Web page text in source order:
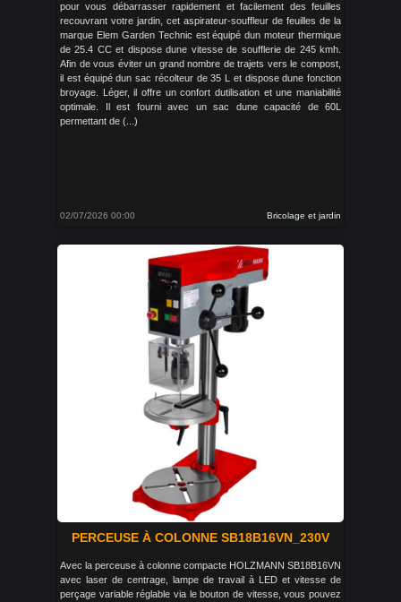
pour vous débarrasser rapidement et facilement des feuilles
recouvrant votre jardin, cet aspirateur-souffleur de feuilles de la
marque Elem Garden Technic est équipé dun moteur thermique
de 25.4 CC et dispose dune vitesse de soufflerie de 245 kmh.
Afin de vous éviter un grand nombre de trajets vers le compost,
il est équipé dun sac récolteur de 35 L et dispose dune fonction
broyage. Léger, il offre un confort dutilisation et une maniabilité
optimale. Il est fourni avec un sac dune capacité de 60L
permettant de (...)
02/07/2026 00:00 Bricolage et jardin
PERCEUSE À COLONNE SB18B16VN_230V
Avec la perceuse à colonne compacte HOLZMANN SB18B16VN
avec laser de centrage, lampe de travail à LED et vitesse de
perçage variable réglable via le bouton de vitesse, vous pouvez